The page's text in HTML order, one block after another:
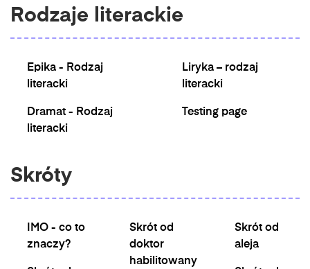
Rodzaje literackie
Epika - Rodzaj
literacki
Dramat - Rodzaj
literacki
Liryka – rodzaj
literacki
Testing page
Skróty
IMO - co to
znaczy?
Skrót od
doktor
habilitowany
Skrót od
aleja